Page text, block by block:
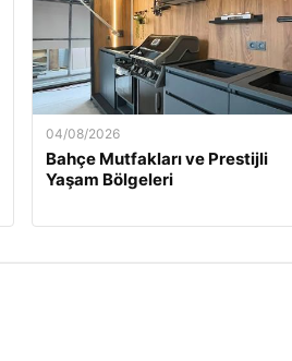
04/08/2026
Bahçe Mutfakları ve Prestijli
Yaşam Bölgeleri